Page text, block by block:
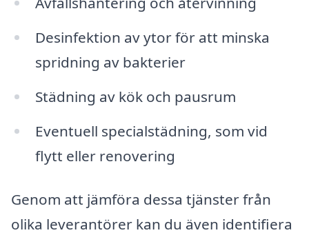
Desinfektion av ytor för att minska
spridning av bakterier
Städning av kök och pausrum
Eventuell specialstädning, som vid
flytt eller renovering
Genom att jämföra dessa tjänster från
olika leverantörer kan du även identifiera